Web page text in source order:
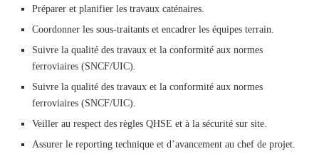
Préparer et planifier les travaux caténaires.
Coordonner les sous-traitants et encadrer les équipes terrain.
Suivre la qualité des travaux et la conformité aux normes
ferroviaires (SNCF/UIC).
Suivre la qualité des travaux et la conformité aux normes
ferroviaires (SNCF/UIC).
Veiller au respect des règles QHSE et à la sécurité sur site.
Assurer le reporting technique et d’avancement au chef de projet.